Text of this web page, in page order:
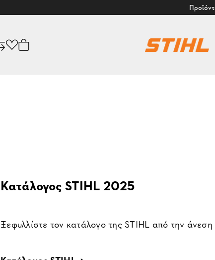
Κατάλογος STIHL 2025
Ξεφυλλίστε τον κατάλογο της STIHL από την